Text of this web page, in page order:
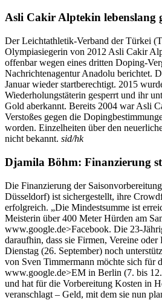
Asli Cakir Alptekin lebenslang
Der Leichtathletik-Verband der Türkei
Olympiasiegerin von 2012 Asli Cakir
offenbar wegen eines dritten Doping-
Nachrichtenagentur Anadolu berichtet.
Januar wieder startberechtigt. 2015
Wiederholungstäterin gesperrt und ihr
Gold aberkannt. Bereits 2004 war Asli
Verstoßes gegen die
worden. Einzelheiten über den
nicht bekannt. sid/hk
Djamila Böhm: Finanzierung
Die Finanzierung der
Düsseldorf) ist sichergestellt, ihre
erfolgreich. „Die Mindestsumme ist
Meisterin über 400 Meter Hürden am
www.google.de>Facebook. Die 23-
daraufhin, dass sie Firmen, Vereine oder
Dienstag (26. September) noch
von Sven Timmermann möchte sich für
www.google.de>EM in Berlin (7. bis
und hat für die Vorbereitung Kosten in
veranschlagt – Geld, mit dem sie nun